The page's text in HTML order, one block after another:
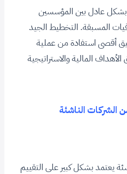
بشكل عادل بين المؤسسين
المسبقة. التخطيط الجيد
أقصى استفادة من عملية
المالية والاستراتيجية
الشركات الناشئة
يعتمد بشكل كبير على التقييم